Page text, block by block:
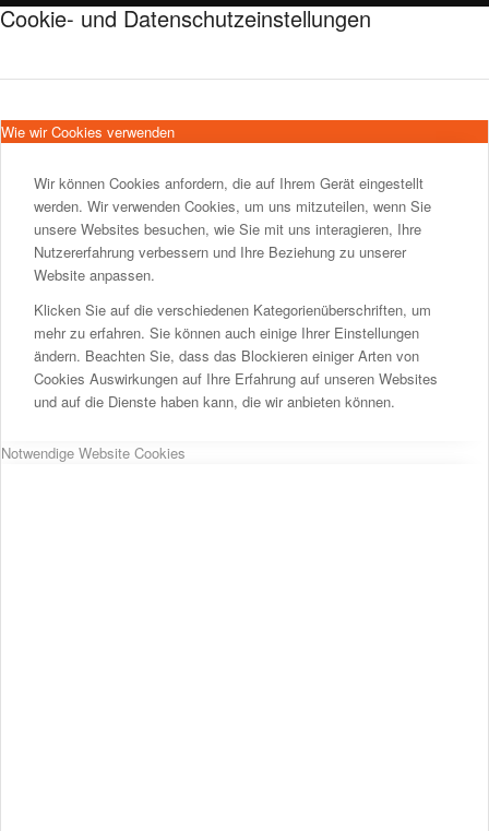
Cookie- und Datenschutzeinstellungen
Wie wir Cookies verwenden
Wir können Cookies anfordern, die auf Ihrem Gerät eingestellt
werden. Wir verwenden Cookies, um uns mitzuteilen, wenn Sie
unsere Websites besuchen, wie Sie mit uns interagieren, Ihre
Nutzererfahrung verbessern und Ihre Beziehung zu unserer
Website anpassen.
Klicken Sie auf die verschiedenen Kategorienüberschriften, um
mehr zu erfahren. Sie können auch einige Ihrer Einstellungen
ändern. Beachten Sie, dass das Blockieren einiger Arten von
Cookies Auswirkungen auf Ihre Erfahrung auf unseren Websites
und auf die Dienste haben kann, die wir anbieten können.
Notwendige Website Cookies